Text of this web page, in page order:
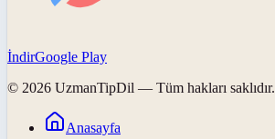
İndirGoogle Play
© 2026 UzmanTipDil — Tüm hakları saklıdır.
Anasayfa